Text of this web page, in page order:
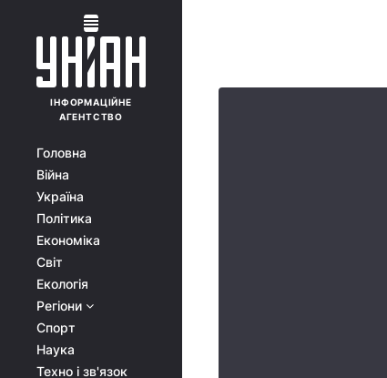
ІНФОРМАЦІЙНЕ
АГЕНТСТВО
Головна
Війна
Україна
Політика
Економіка
Світ
Екологія
Регіони
Спорт
Наука
Техно і зв'язок